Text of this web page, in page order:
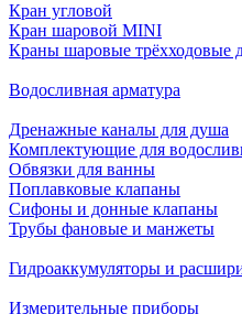
Кран угловой
Кран шаровой MINI
Краны шаровые трёхходовые
Водосливная арматура
Дренажные каналы для душа
Комплектующие для
Обвязки для ванны
Поплавковые клапаны
Сифоны и донные клапаны
Трубы фановые и манжеты
Гидроаккумуляторы и
Измерительные приборы